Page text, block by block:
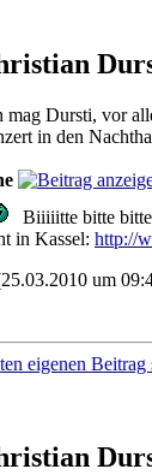
mag Dursti, vor
in den
Biiiiitte bitte
in Kassel: http://
um